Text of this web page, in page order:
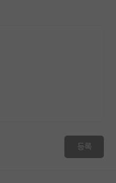
등록